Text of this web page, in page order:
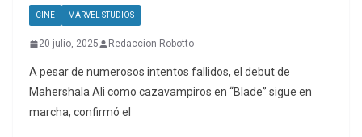
CINE MARVEL STUDIOS
20 julio, 2025 Redaccion Robotto
A pesar de numerosos intentos fallidos, el debut de
Mahershala Ali como cazavampiros en “Blade” sigue en
marcha, confirmó el